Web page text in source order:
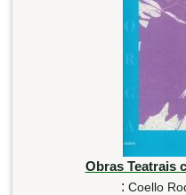
Obras Teatrais
: Coello